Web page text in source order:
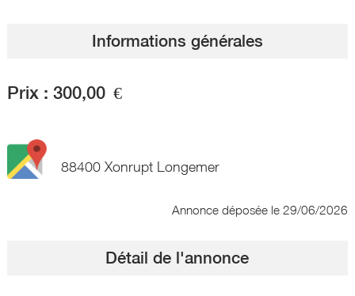
Informations générales
Prix : 300,00 €
88400 Xonrupt Longemer
Annonce déposée le 29/06/2026
Détail de l'annonce